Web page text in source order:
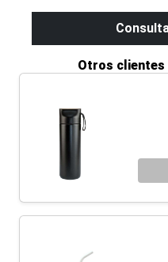
Otros clientes